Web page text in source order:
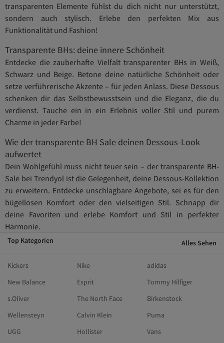
transparenten Elemente fühlst du dich nicht nur unterstützt,
sondern auch stylisch. Erlebe den perfekten Mix aus
Funktionalität und Fashion!
Transparente BHs: deine innere Schönheit
Entdecke die zauberhafte Vielfalt transparenter BHs in Weiß,
Schwarz und Beige. Betone deine natürliche Schönheit oder
setze verführerische Akzente – für jeden Anlass. Diese Dessous
schenken dir das Selbstbewusstsein und die Eleganz, die du
verdienst. Tauche ein in ein Erlebnis voller Stil und purem
Charme in jeder Farbe!
Wie der transparente BH Sale deinen Dessous-Look
aufwertet
Dein Wohlgefühl muss nicht teuer sein – der transparente BH-
Sale bei Trendyol ist die Gelegenheit, deine Dessous-Kollektion
zu erweitern. Entdecke unschlagbare Angebote, sei es für den
bügellosen Komfort oder den vielseitigen Stil. Schnapp dir
deine Favoriten und erlebe Komfort und Stil in perfekter
Harmonie.
Top Kategorien Alles Sehen
Kickers Nike
adidas
New Balance
Esprit
Tommy Hilfiger
s.Oliver
The North Face
Birkenstock
Wellensteyn
Calvin Klein
Puma
UGG
Hollister
Vans